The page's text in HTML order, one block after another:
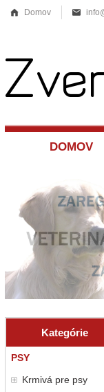
Domov
DOMOV
Kategórie
PSY
Krmivá pre psy